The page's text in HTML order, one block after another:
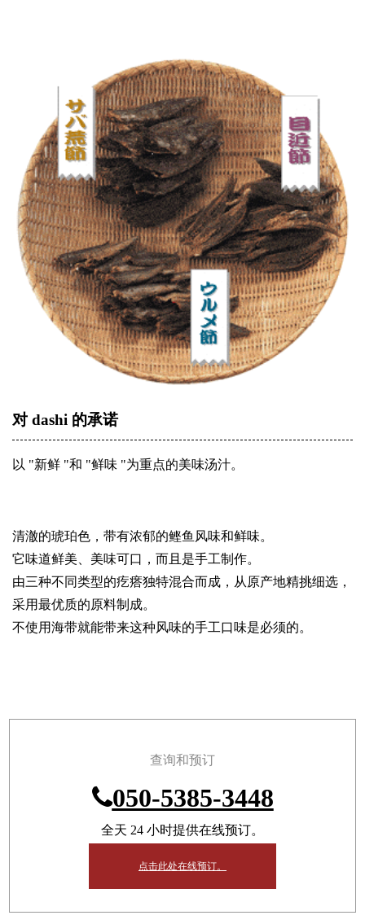
对 dashi 的承诺
以 "新鲜 "和 "鲜味 "为重点的美味汤汁。
清澈的琥珀色，带有浓郁的鲣鱼风味和鲜味。
它味道鲜美、美味可口，而且是手工制作。
由三种不同类型的疙瘩独特混合而成，从原产地精挑细选，
采用最优质的原料制成。
不使用海带就能带来这种风味的手工口味是必须的。
查询和预订
050-5385-3448
全天 24 小时提供在线预订。
点击此处在线预订。